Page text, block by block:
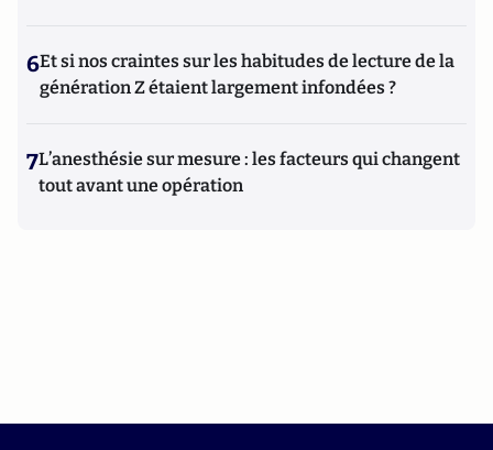
6Et si nos craintes sur les habitudes de lecture de la
génération Z étaient largement infondées ?
7L’anesthésie sur mesure : les facteurs qui changent
tout avant une opération